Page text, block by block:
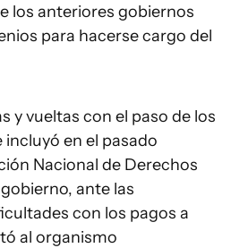
los anteriores gobiernos
para hacerse cargo del
y vueltas con el paso de los
incluyó en el pasado
Nacional de Derechos
ante las
con los pagos a
al organismo